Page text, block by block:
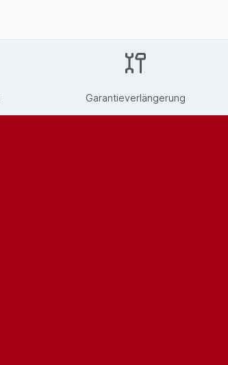
Garantieverlängerung